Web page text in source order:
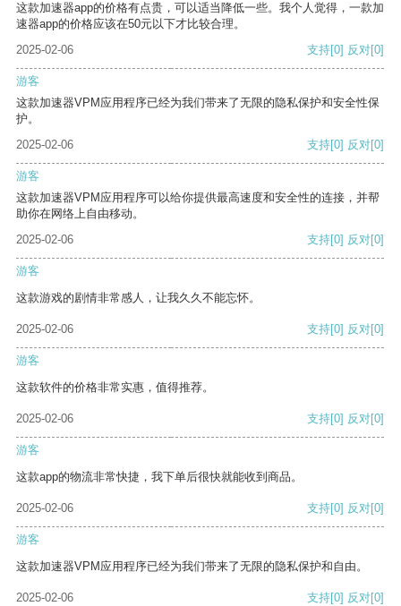
这款加速器app的价格有点贵，可以适当降低一些。我个人觉得，一款加
速器app的价格应该在50元以下才比较合理。
2025-02-06
支持[0] 反对[0]
游客
这款加速器VPM应用程序已经为我们带来了无限的隐私保护和安全性保
护。
2025-02-06
支持[0] 反对[0]
游客
这款加速器VPM应用程序可以给你提供最高速度和安全性的连接，并帮
助你在网络上自由移动。
2025-02-06
支持[0] 反对[0]
游客
这款游戏的剧情非常感人，让我久久不能忘怀。
2025-02-06 支持[0] 反对[0]
游客
这款软件的价格非常实惠，值得推荐。
2025-02-06 支持[0] 反对[0]
游客
这款app的物流非常快捷，我下单后很快就能收到商品。
2025-02-06 支持[0] 反对[0]
游客
这款加速器VPM应用程序已经为我们带来了无限的隐私保护和自由。
2025-02-06 支持[0] 反对[0]